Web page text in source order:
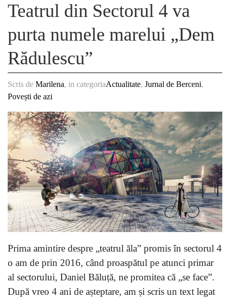
Teatrul din Sectorul 4 va
purta numele marelui „Dem
Rădulescu”
Scris de Marilena, in categoriaActualitate, Jurnal de Berceni,
Povești de azi
Prima amintire despre „teatrul ăla” promis în sectorul 4
o am de prin 2016, când proaspătul pe atunci primar
al sectorului, Daniel Băluță, ne promitea că „se face”.
După vreo 4 ani de așteptare, am și scris un text legat